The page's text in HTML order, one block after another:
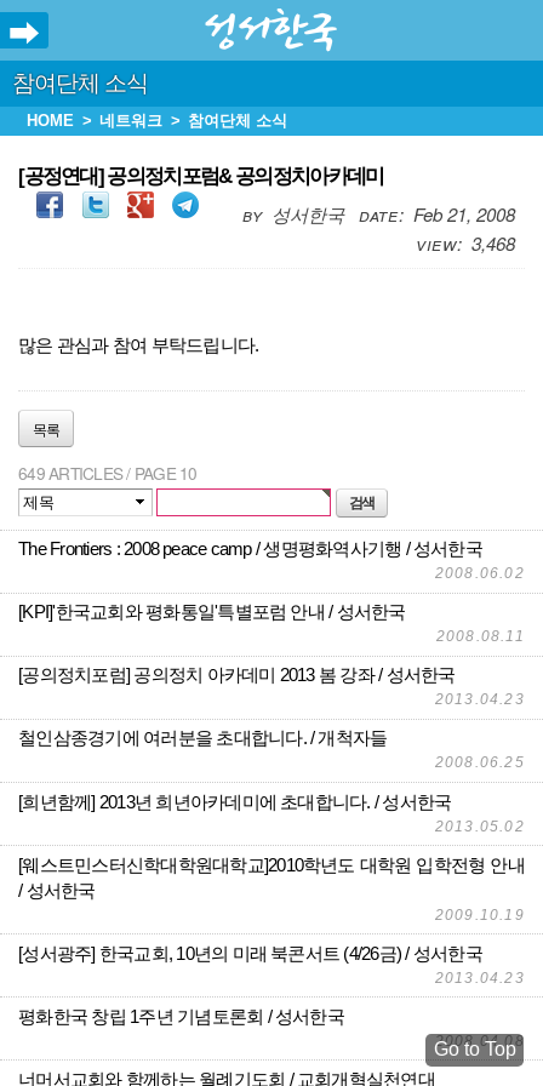
참여단체 소식
HOME 네트워크 참여단체 소식
[공정연대] 공의정치포럼& 공의정치아카데미
성서한국
Feb 21, 2008
3,468
많은 관심과 참여 부탁드립니다.
목록
649 ARTICLES / PAGE 10
The Frontiers : 2008 peace camp / 생명평화역사기행 성서한국
2008.06.02
[KPI]'한국교회와 평화통일'특별포럼 안내 성서한국
2008.08.11
[공의정치포럼] 공의정치 아카데미 2013 봄 강좌 성서한국
2013.04.23
철인삼종경기에 여러분을 초대합니다. 개척자들
2008.06.25
[희년함께] 2013년 희년아카데미에 초대합니다. 성서한국
2013.05.02
[웨스트민스터신학대학원대학교]2010학년도 대학원 입학전형 안내
성서한국
2009.10.19
[성서광주] 한국교회, 10년의 미래 북콘서트 (4/26금) 성서한국
2013.04.23
평화한국 창립 1주년 기념토론회 성서한국
2008.04.08
너머서교회와 함께하는 월례기도회 교회개혁실천연대
Go to Top